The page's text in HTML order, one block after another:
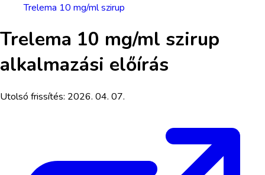
Trelema 10 mg/ml szirup
Trelema 10 mg/ml szirup
alkalmazási előírás
Utolsó frissítés: 2026. 04. 07.